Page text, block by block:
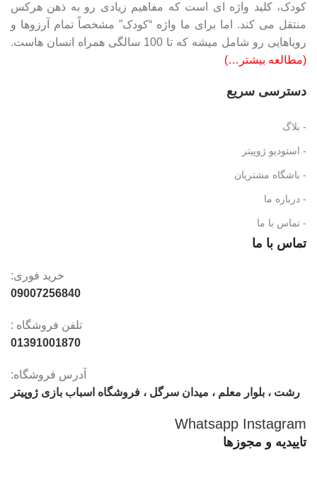
کودک، کلید واژه ای است که مفاهیم زیادی رو به ذهن هرکس
منتقل می کند. اما برای ما واژه “کودک” مشخصاً تمام آرزوها و
رویاهایی رو شامل میشه که تا 100 سالگی همراه انسان هاست.
(مطالعه بیشتر…)
دسترسی سریع
- بلاگ
- استودیو ژوپیتر
- باشگاه مشتریان
- درباره ما
- تماس با ما
تماس با ما
خرید فوری:
09007256840
تلفن فروشگاه :
01391001870
آدرس فروشگاه:
رشت ، بلوار معلم ، میدان سرگل ، فروشگاه اسباب بازی ژوپیتر
Whatsapp Instagram
تاییدیه و مجوزها